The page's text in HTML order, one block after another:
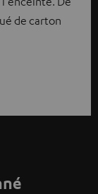
de carton